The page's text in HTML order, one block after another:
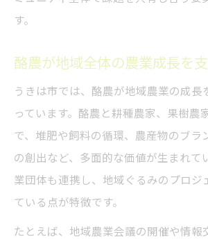
す。
酪農が地域全体の農業成長を
うきは市では、酪農が地域農業の成長
っています。酪農と耕種農家、果樹農
で、堆肥や飼料の循環、農産物のブラ
の創出など、多面的な価値が生まれて
業団体も連携し、地域ぐるみのプロジ
ている点が特徴です。
たとえば、地域農業会議の開催や情報